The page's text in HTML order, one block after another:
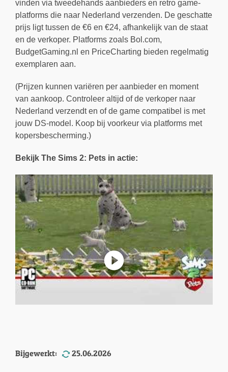
vinden via tweedehands aanbieders en retro game-
platforms die naar Nederland verzenden. De geschatte
prijs ligt tussen de €6 en €24, afhankelijk van de staat
en de verkoper. Platforms zoals Bol.com,
BudgetGaming.nl en PriceCharting bieden regelmatig
exemplaren aan.
(Prijzen kunnen variëren per aanbieder en moment
van aankoop. Controleer altijd of de verkoper naar
Nederland verzendt en of de game compatibel is met
jouw DS-model. Koop bij voorkeur via platforms met
kopersbescherming.)
Bekijk The Sims 2: Pets in actie:
Bijgewerkt: 25.06.2026